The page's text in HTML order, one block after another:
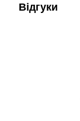
Відгуки